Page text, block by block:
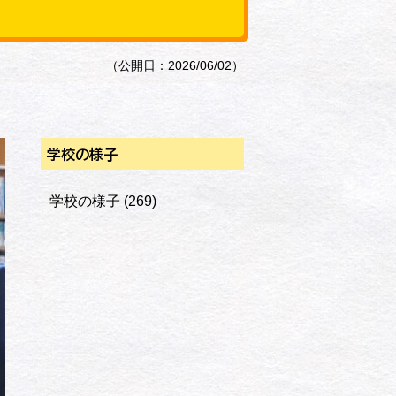
（公開日：2026/06/02）
学校の様子
学校の様子 (269)